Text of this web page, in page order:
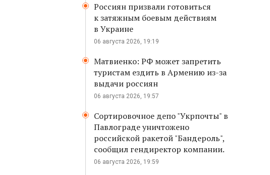
Россиян призвали готовиться
к затяжным боевым действиям
в Украине
06 августа 2026, 19:19
Матвиенко: РФ может запретить
туристам ездить в Армению из-за
выдачи россиян
06 августа 2026, 19:57
Сортировочное депо "Укрпочты" в
Павлограде уничтожено
российской ракетой "Бандероль",
сообщил гендиректор компании.
06 августа 2026, 19:59